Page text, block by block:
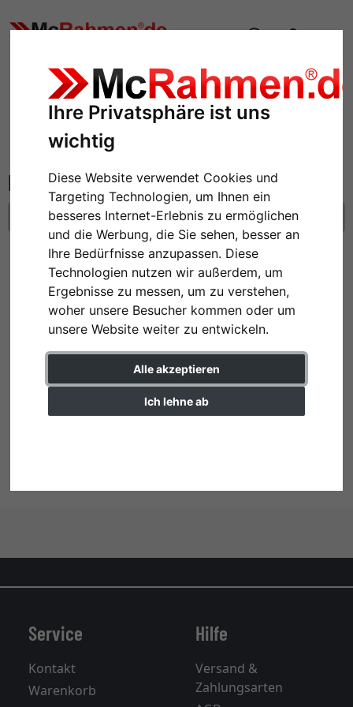
Ihre Privatsphäre ist uns
wichtig
Diese Website verwendet Cookies und
Targeting Technologien, um Ihnen ein
besseres Internet-Erlebnis zu ermöglichen
und die Werbung, die Sie sehen, besser an
Ihre Bedürfnisse anzupassen. Diese
Technologien nutzen wir außerdem, um
Ergebnisse zu messen, um zu verstehen,
woher unsere Besucher kommen oder um
unsere Website weiter zu entwickeln.
Alle akzeptieren
Ich lehne ab
Bilderrahmen
Kunststoffrahmen
Filter: Format: 62x93
Alle Filter zurücksetzen
Format: 62x93
Service
Kontakt
Warenkorb
Hilfe
Versand &
Zahlungsarten